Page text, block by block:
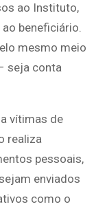
ao Instituto,
beneficiário.
mesmo meio
seja conta
vítimas de
realiza
pessoais,
enviados
como o